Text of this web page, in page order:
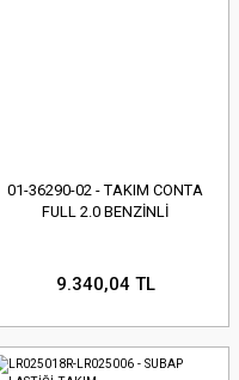
01-36290-02 - TAKIM CONTA
FULL 2.0 BENZİNLİ
9.340,04 TL